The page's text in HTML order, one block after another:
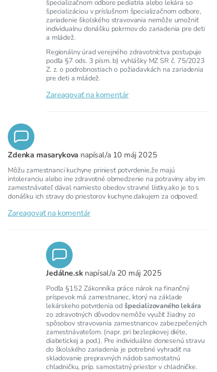
špecializačnom odbore pediatria alebo lekára so
špecializáciou v príslušnom špecializačnom odbore,
zariadenie školského stravovania nemôže umožniť
individualnu donášku pokrmov do zariadenia pre deti
a mládež.
Regionálny úrad verejného zdravotníctva postupuje
podľa §7 ods. 3 písm. b) vyhlášky MZ SR č. 75/2023
Z. z. o podrobnostiach o požiadavkách na zariadenia
pre deti a mládež.
Zareagovať na komentár
Zdenka masarykova napísal/a 10 máj 2025
Môžu zamestnanci kuchyne priniesť potvrdenie,že majú
intoleranciu alebo ine zdravotné obmedzenie na potraviny aby im
zamestnávateľ dával namiesto obedov stravné lístky.ako je to s
donášku ich stravy do priestorov kuchyne.dakujem za odpoveď.
Zareagovať na komentár
Jedálne.sk napísal/a 20 máj 2025
Podľa §152 Zákonníka práce nárok na finančný
príspevok má zamestnanec, ktorý na základe
lekárskeho potvrdenia od špecializovaného lekára
zo zdravotných dôvodov nemôže využiť žiadny zo
spôsobov stravovania zamestnancov zabezpečených
zamestnávateľom. (napr. pri bezlepkovej diéte,
diabetickej a pod.). Pre individuálne donesenú stravu
do školského zariadenia je potrebné vyhradiť na
skladovanie prepravných nádob samostatnú
chladničku, príp. samostatný priestor v chladničke.